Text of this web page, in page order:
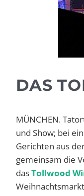
DAS
MÜNCHEN.
und Show; bei
Gerichten aus
gemeinsam die
dasTollwood